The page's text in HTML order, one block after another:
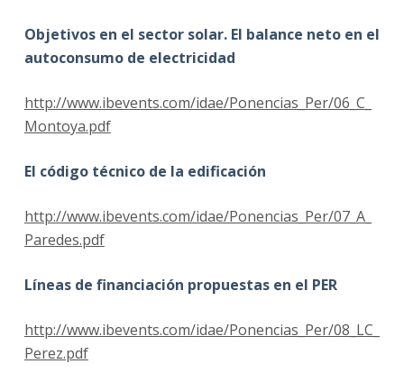
Objetivos en el sector solar. El balance neto en el
autoconsumo de electricidad
http://www.ibevents.com/idae/Ponencias_Per/06_C_
Montoya.pdf
El código técnico de la edificación
http://www.ibevents.com/idae/Ponencias_Per/07_A_
Paredes.pdf
Líneas de financiación propuestas en el PER
http://www.ibevents.com/idae/Ponencias_Per/08_LC_
Perez.pdf